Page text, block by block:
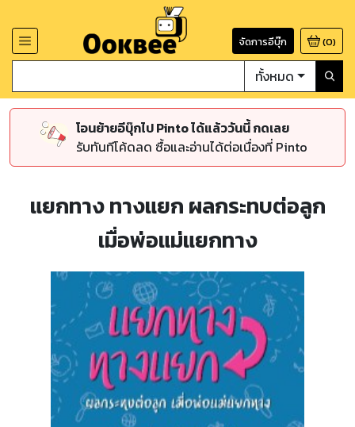
จัดการอีบุ๊ก (0)
ทั้งหมด
โอนย้ายอีบุ๊กไป Pinto ได้แล้ววันนี้ กดเลย
รับทันทีโค้ดลด ซื้อและอ่านได้ต่อเนื่องที่ Pinto
แยกทาง ทางแยก ผลกระทบต่อลูก
เมื่อพ่อแม่แยกทาง